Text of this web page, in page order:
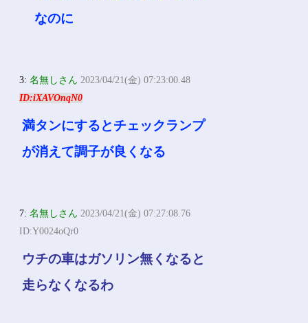
なのに
3:名無しさん 2023/04/21(金) 07:23:00.48
ID:iXAVOnqN0
満タンにするとチェックランプ
が消えて調子が良くなる
7:名無しさん 2023/04/21(金) 07:27:08.76
ID:Y0024oQr0
ウチの車はガソリン無くなると
走らなくなるわ